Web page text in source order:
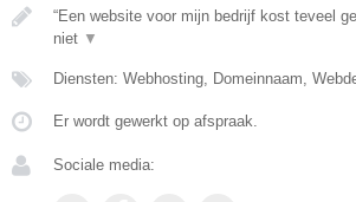
“Een website voor mijn bedrijf kost teveel
niet ▼
Diensten: Webhosting, Domeinnaam,
Er wordt gewerkt op afspraak.
Sociale media: